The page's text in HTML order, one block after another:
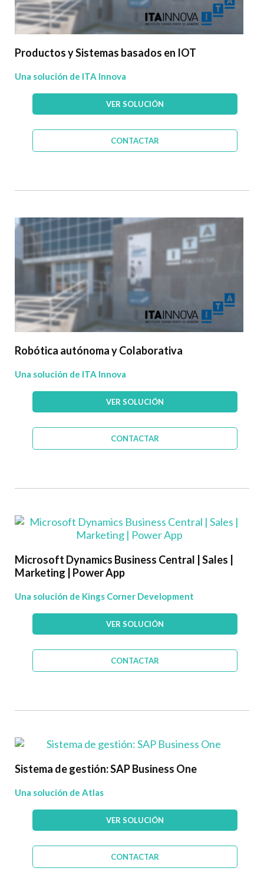
Productos y Sistemas basados en IOT
Una solución de ITA Innova
VER SOLUCIÓN
CONTACTAR
Robótica autónoma y Colaborativa
Una solución de ITA Innova
VER SOLUCIÓN
CONTACTAR
Microsoft Dynamics Business Central | Sales |
Marketing | Power App
Una solución de Kings Corner Development
VER SOLUCIÓN
CONTACTAR
Sistema de gestión: SAP Business One
Una solución de Atlas
VER SOLUCIÓN
CONTACTAR